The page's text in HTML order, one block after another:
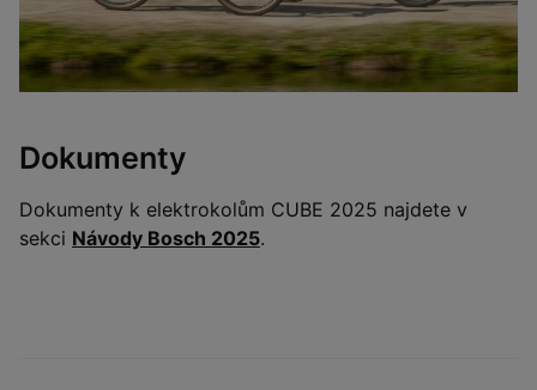
Dokumenty
Dokumenty k elektrokolům CUBE 2025 najdete v
sekci Návody Bosch 2025.